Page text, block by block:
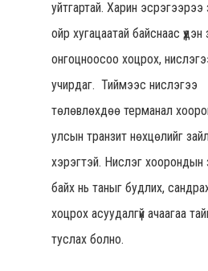
уйтгартай. Харин
ойр хугацаатай байснаас
онгоцноосоо хоцрох,
учирдаг. Тиймээс нислэгээ
төлөвлөхдөө терманал
улсын транзит нөхцөлийг
хэрэгтэй. Нислэг хоорондын
байх нь таныг будлих,
хоцрох асуудалгүй ачаагаа
туслах болно.